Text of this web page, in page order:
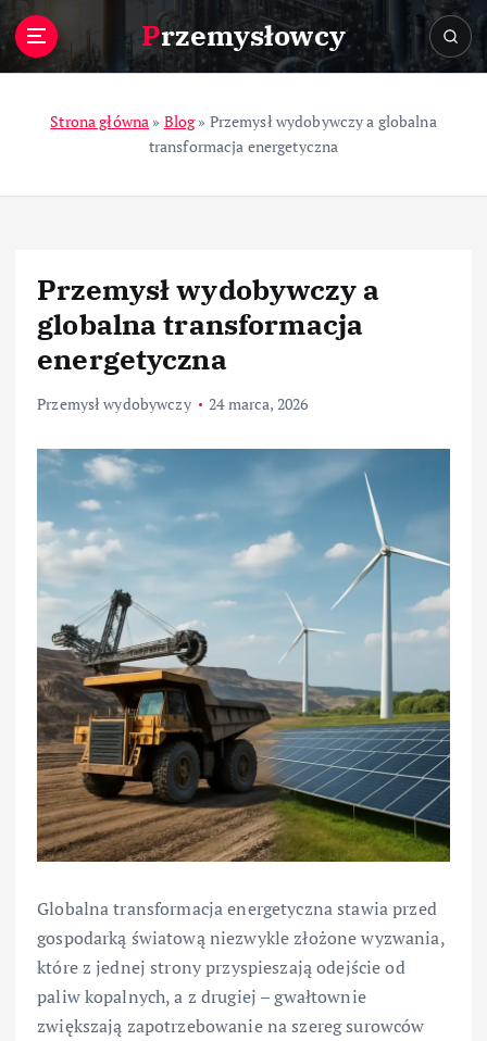
Przemysłowcy
Strona główna » Blog» Przemysł wydobywczy a globalna
transformacja energetyczna
Przemysł wydobywczy a
globalna transformacja
energetyczna
Przemysł wydobywczy 24 marca, 2026
Globalna transformacja energetyczna stawia przed
gospodarką światową niezwykle złożone wyzwania,
które z jednej strony przyspieszają odejście od
paliw kopalnych, a z drugiej – gwałtownie
zwiększają zapotrzebowanie na szereg surowców